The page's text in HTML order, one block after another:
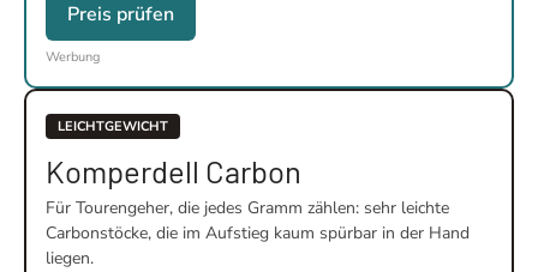
Preis prüfen
Werbung
LEICHTGEWICHT
Komperdell Carbon
Für Tourengeher, die jedes Gramm zählen: sehr leichte
Carbonstöcke, die im Aufstieg kaum spürbar in der Hand
liegen.